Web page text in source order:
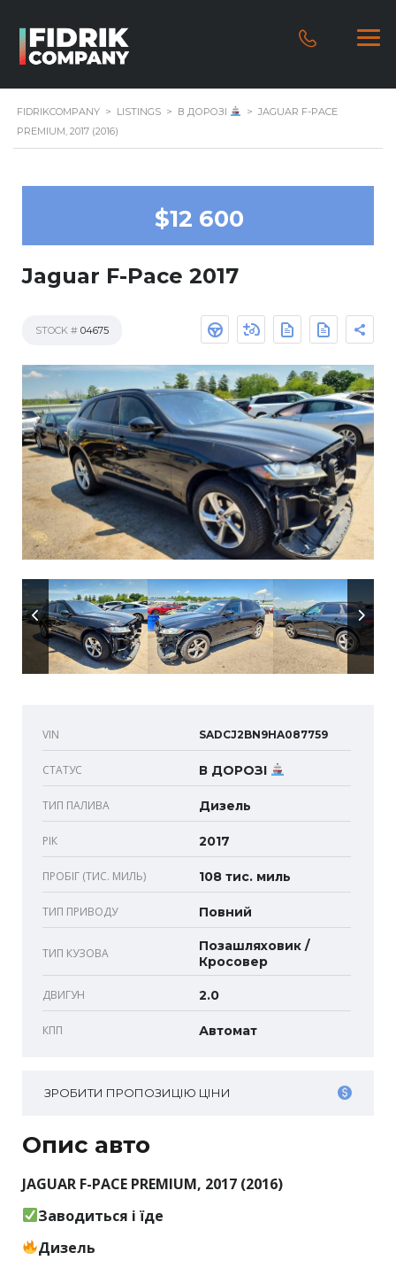
FIDRIKCOMPANY > LISTINGS > В ДОРОЗІ > JAGUAR F-PACE
PREMIUM, 2017 (2016)
$12 600
Jaguar F-Pace 2017
STOCK # 04675
VIN SADCJ2BN9HA087759
СТАТУС В ДОРОЗІ
ТИП ПАЛИВА Дизель
РІК 2017
ПРОБІГ (ТИС. МИЛЬ) 108 тис. миль
ТИП ПРИВОДУ Повний
ТИП КУЗОВА
Позашляховик /
Кросовер
ДВИГУН 2.0
КПП Автомат
ЗРОБИТИ ПРОПОЗИЦІЮ ЦІНИ
Опис авто
JAGUAR F-PACE PREMIUM, 2017 (2016)
Заводиться і їде
Дизель